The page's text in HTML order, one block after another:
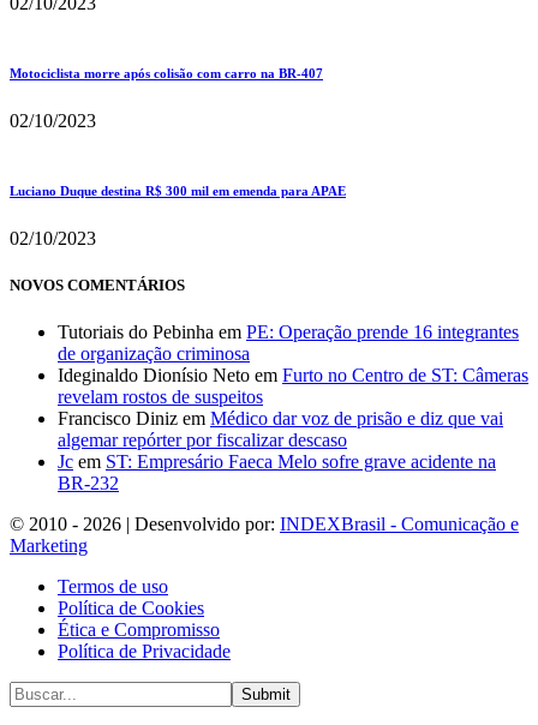
Motociclista morre após colisão com carro na BR-407
02/10/2023
Luciano Duque destina R$ 300 mil em emenda para APAE
02/10/2023
NOVOS COMENTÁRIOS
Tutoriais do Pebinha em PE: Operação prende 16 integrantes
de organização criminosa
Ideginaldo Dionísio Neto em Furto no Centro de ST: Câmeras
revelam rostos de suspeitos
Francisco Diniz em Médico dar voz de prisão e diz que vai
algemar repórter por fiscalizar descaso
Jc em ST: Empresário Faeca Melo sofre grave acidente na
BR-232
© 2010 - 2026 | Desenvolvido por: INDEXBrasil - Comunicação e
Marketing
Termos de uso
Política de Cookies
Ética e Compromisso
Política de Privacidade
Submit